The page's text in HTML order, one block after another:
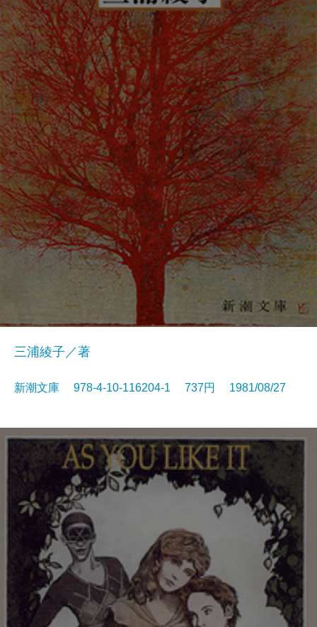
三浦綾子／著
新潮文庫 978-4-10-116204-1 737円 1981/08/27